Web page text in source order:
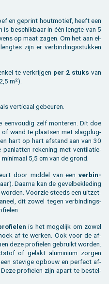
en ge­print hout­mo­tief, heeft een
be­schik­baar in één leng­te van 5
op maat zagen. Om het aan el­
zijn er ver­bin­dings­stuk­ken
te ver­krij­gen per 2 stuks van
m²).
ver­ti­caal ge­beu­ren.
een­vou­dig zelf mon­te­ren. Dit doe
wand te plaat­sen met slag­plug­
hart op hart af­stand aan van 30
pan­lat­ten re­ke­ning met ven­ti­la­tie­
5,5 cm van de grond.
door mid­del van een ver­bin­
Daar­na kan de ge­vel­be­kle­ding
Voor­zie steeds een uit­zet­
dit zowel tegen ver­bin­dings­
is het mo­ge­lijk om zowel
af te wer­ken. Ook voor de af­
deze pro­fie­len ge­bruikt wor­den.
of ge­lakt ­aluminium zor­gen
ste­vi­ge op­bouw en per­fect af­
pro­fie­len zijn apart te be­stel­